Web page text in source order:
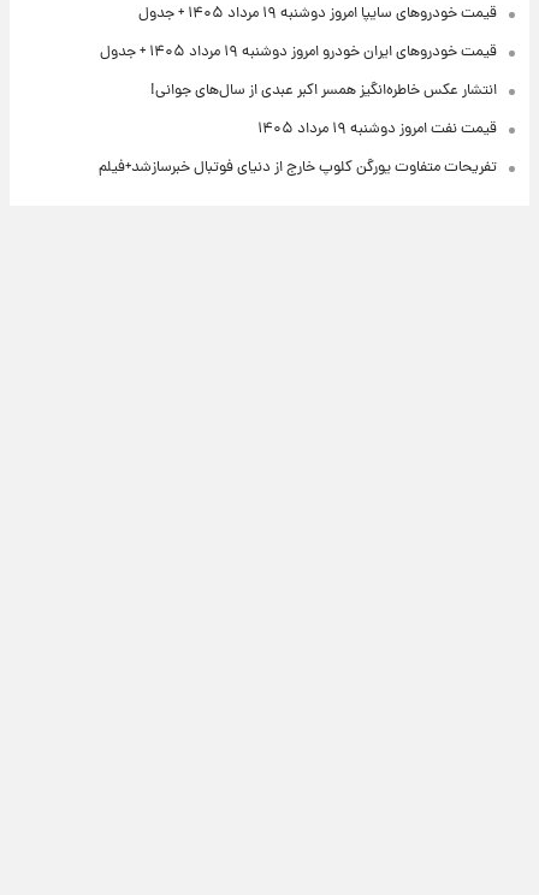
قیمت خودروهای سایپا امروز دوشنبه ۱۹ مرداد ۱۴۰۵ + جدول
قیمت خودروهای ایران خودرو امروز دوشنبه ۱۹ مرداد ۱۴۰۵ + جدول
انتشار عکس خاطره‌انگیز همسر اکبر عبدی از سال‌های جوانی!
قیمت نفت امروز دوشنبه ۱۹ مرداد ۱۴۰۵
تفریحات متفاوت یورگن کلوپ خارج از دنیای فوتبال خبرسازشد+فیلم